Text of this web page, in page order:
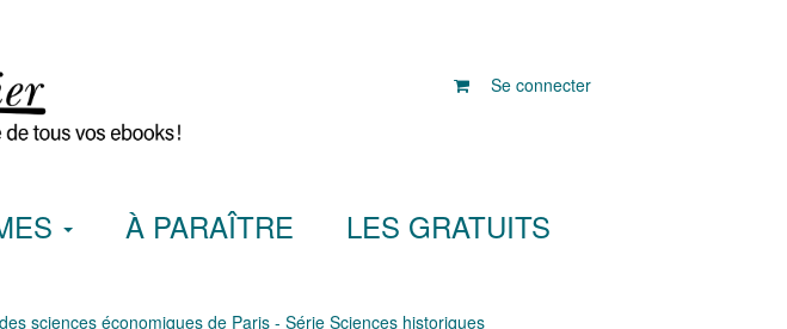
Se connecter
À PARAÎTRE LES GRATUITS
sciences économiques de Paris - Série Sciences historiques